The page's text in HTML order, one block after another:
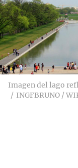
Imagen del lago
INGFBRUNO /